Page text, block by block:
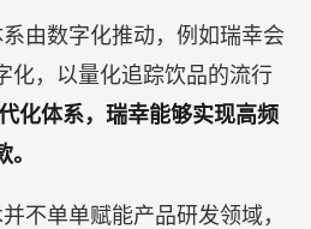
由数字化推动，例如瑞幸会
化，以量化追踪饮品的流行
化体系，瑞幸能够实现高频
不单单赋能产品研发领域，